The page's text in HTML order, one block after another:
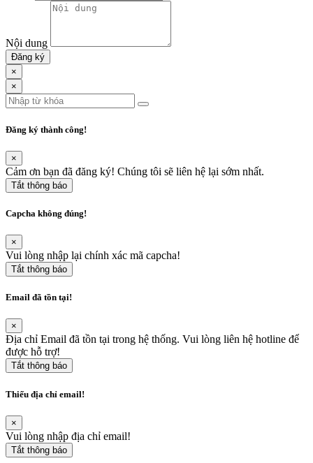
Nội dung
Đăng ký
×
×
Đăng ký thành công!
×
Cảm ơn bạn đã đăng ký! Chúng tôi sẽ liên hệ lại sớm nhất.
Tắt thông báo
Capcha không đúng!
×
Vui lòng nhập lại chính xác mã capcha!
Tắt thông báo
Email đã tồn tại!
×
Địa chỉ Email đã tồn tại trong hệ thống. Vui lòng liên hệ hotline để
được hỗ trợ!
Tắt thông báo
Thiếu địa chỉ email!
×
Vui lòng nhập địa chỉ email!
Tắt thông báo